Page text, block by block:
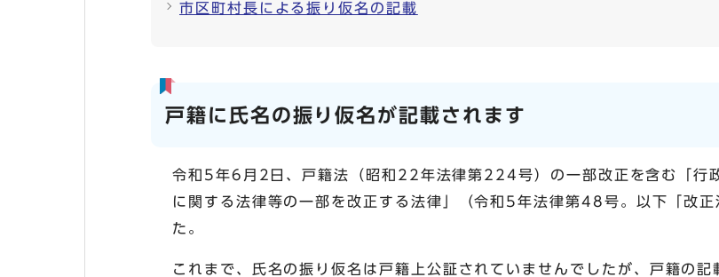
市区町村長による振り仮名の記載
戸籍に氏名の振り仮名が記載されます
令和5年6月2日、戸籍法（昭和22年法律第224号）の一部改正を含む「行
に関する法律等の一部を改正する法律」（令和5年法律第48号。以下「改
た。
これまで、氏名の振り仮名は戸籍上公証されていませんでしたが、戸籍の